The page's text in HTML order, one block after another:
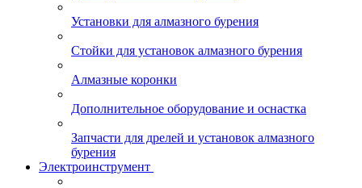
Установки для алмазного бурения
Стойки для установок алмазного бурения
Алмазные коронки
Дополнительное оборудование и оснастка
Запчасти для дрелей и установок алмазного
бурения
Электроинструмент